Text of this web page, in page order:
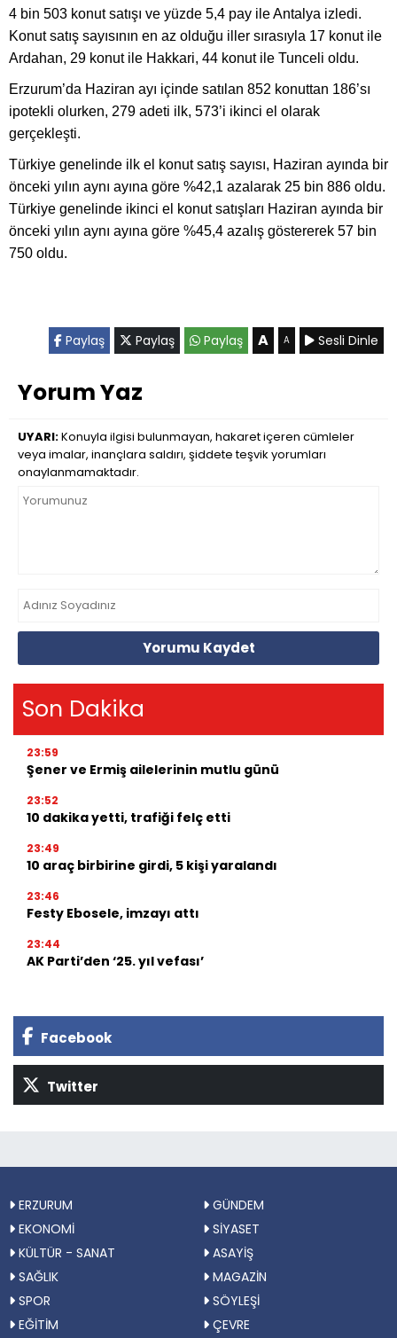
4 bin 503 konut satışı ve yüzde 5,4 pay ile Antalya izledi.
Konut satış sayısının en az olduğu iller sırasıyla 17 konut ile
Ardahan, 29 konut ile Hakkari, 44 konut ile Tunceli oldu.
Erzurum’da Haziran ayı içinde satılan 852 konuttan 186’sı
ipotekli olurken, 279 adeti ilk, 573’i ikinci el olarak
gerçekleşti.
Türkiye genelinde ilk el konut satış sayısı, Haziran ayında bir
önceki yılın aynı ayına göre %42,1 azalarak 25 bin 886 oldu.
Türkiye genelinde ikinci el konut satışları Haziran ayında bir
önceki yılın aynı ayına göre %45,4 azalış göstererek 57 bin
750 oldu.
Paylaş Paylaş Paylaş A A Sesli Dinle
Yorum Yaz
UYARI:Konuyla ilgisi bulunmayan, hakaret içeren cümleler
veya imalar, inançlara saldırı, şiddete teşvik yorumları
onaylanmamaktadır.
Yorumu Kaydet
Son Dakika
23:59
Şener ve Ermiş ailelerinin mutlu günü
23:52
10 dakika yetti, trafiği felç etti
23:49
10 araç birbirine girdi, 5 kişi yaralandı
23:46
Festy Ebosele, imzayı attı
23:44
AK Parti’den ‘25. yıl vefası’
Facebook
Twitter
ERZURUM
GÜNDEM
EKONOMİ
SİYASET
KÜLTÜR - SANAT
ASAYİŞ
SAĞLIK
MAGAZİN
SPOR
SÖYLEŞİ
EĞİTİM
ÇEVRE